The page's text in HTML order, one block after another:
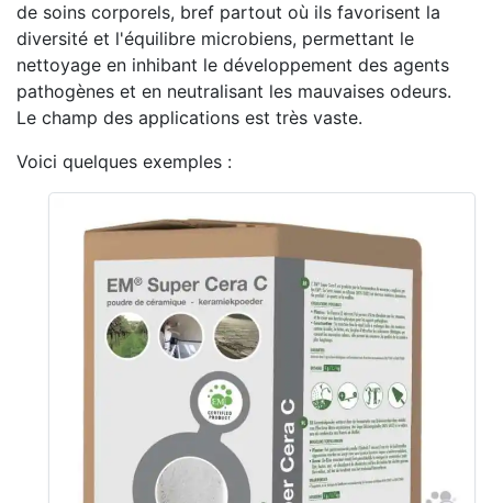
de soins corporels, bref partout où ils favorisent la
diversité et l'équilibre microbiens, permettant le
nettoyage en inhibant le développement des agents
pathogènes et en neutralisant les mauvaises odeurs.
Le champ des applications est très vaste.
Voici quelques exemples :